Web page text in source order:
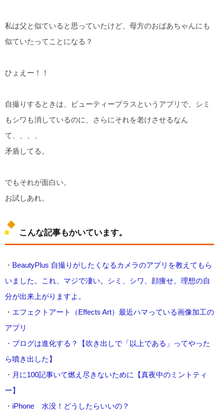
私は父と似ていると思っていたけど、母方のおばあちゃんにも
似ていたってことになる？
ひょえー！！
自撮りするときは、ビューティープラスというアプリで、シミ
もシワも消しているのに、さらにそれを老けさせるなん
て、、、、
矛盾してる。
でもそれが面白い。
お試しあれ。
こんな記事もかいています。
・ BeautyPlus 自撮りがしたくなるカメラのアプリを教えてもら
いました。これ、マジで凄い。シミ、シワ、顔痩せ。理想の自
分が出来上がりますよ。
・ エフェクトアート（Effects Art）最近ハマっている画像加工の
アプリ
・ ブログは進化する？【吹き出しで「以上である」ってやった
ら噴き出した】
・ 月に100記事いて燃え尽きないために【真夜中のミントティ
ー】
・ iPhone 水没！どうしたらいいの？